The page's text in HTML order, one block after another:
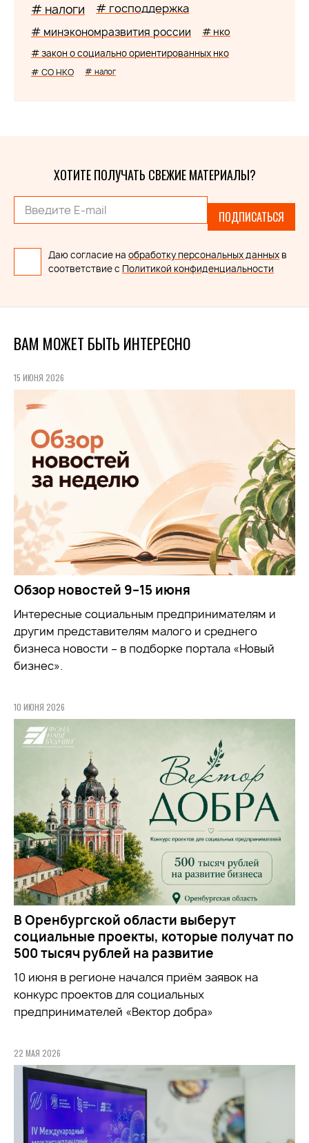
# налоги # господдержка
# минэкономразвития россии # нко
# закон о социально ориентированных нко
# СО НКО # налог
ХОТИТЕ ПОЛУЧАТЬ СВЕЖИЕ МАТЕРИАЛЫ?
ПОДПИСАТЬСЯ
Даю согласие на обработку персональных данных в
соответствие с Политикой конфиденциальности
ВАМ МОЖЕТ БЫТЬ ИНТЕРЕСНО
15 ИЮНЯ 2026
Обзор новостей 9–15 июня
Интересные социальным предпринимателям и
другим представителям малого и среднего
бизнеса новости – в подборке портала «Новый
бизнес».
10 ИЮНЯ 2026
В Оренбургской области выберут
социальные проекты, которые получат по
500 тысяч рублей на развитие
10 июня в регионе начался приём заявок на
конкурс проектов для социальных
предпринимателей «Вектор добра»
22 МАЯ 2026